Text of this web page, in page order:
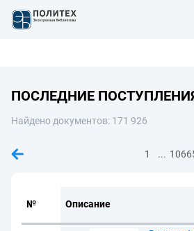
ПОСЛЕДНИЕ
Найдено документов: 171 926
1 ...
№ Описание